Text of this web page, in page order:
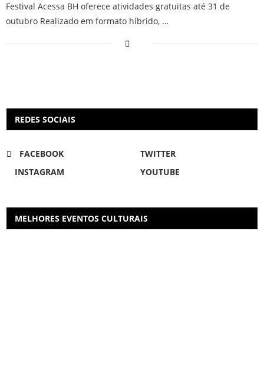
Festival Acessa BH oferece atividades gratuitas até 31 de
outubro Realizado em formato híbrido, …
REDES SOCIAIS
FACEBOOK
TWITTER
INSTAGRAM
YOUTUBE
MELHORES EVENTOS CULTURAIS